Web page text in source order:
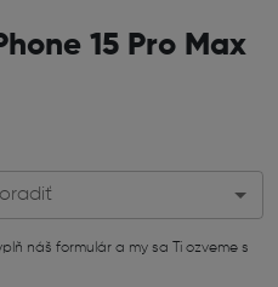
15 Pro Max
náš formulár a my sa Ti ozveme s